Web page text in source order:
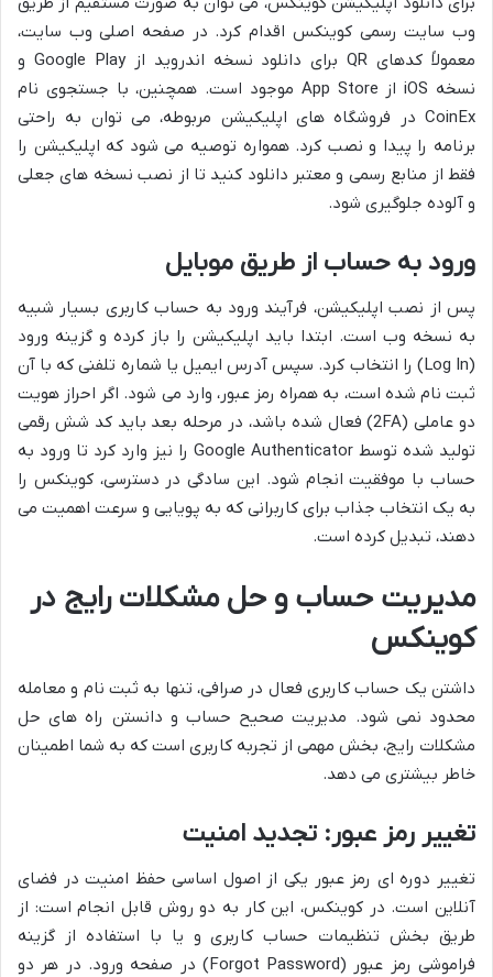
وب سایت رسمی کوینکس اقدام کرد. در صفحه اصلی وب سایت،
معمولاً کدهای QR برای دانلود نسخه اندروید از Google Play و
نسخه iOS از App Store موجود است. همچنین، با جستجوی نام
CoinEx در فروشگاه های اپلیکیشن مربوطه، می توان به راحتی
برنامه را پیدا و نصب کرد. همواره توصیه می شود که اپلیکیشن را
فقط از منابع رسمی و معتبر دانلود کنید تا از نصب نسخه های جعلی
و آلوده جلوگیری شود.
ورود به حساب از طریق موبایل
پس از نصب اپلیکیشن، فرآیند ورود به حساب کاربری بسیار شبیه
به نسخه وب است. ابتدا باید اپلیکیشن را باز کرده و گزینه ورود
(Log In) را انتخاب کرد. سپس آدرس ایمیل یا شماره تلفنی که با آن
ثبت نام شده است، به همراه رمز عبور، وارد می شود. اگر احراز هویت
دو عاملی (2FA) فعال شده باشد، در مرحله بعد باید کد شش رقمی
تولید شده توسط Google Authenticator را نیز وارد کرد تا ورود به
حساب با موفقیت انجام شود. این سادگی در دسترسی، کوینکس را
به یک انتخاب جذاب برای کاربرانی که به پویایی و سرعت اهمیت می
دهند، تبدیل کرده است.
مدیریت حساب و حل مشکلات رایج در
کوینکس
داشتن یک حساب کاربری فعال در صرافی، تنها به ثبت نام و معامله
محدود نمی شود. مدیریت صحیح حساب و دانستن راه های حل
مشکلات رایج، بخش مهمی از تجربه کاربری است که به شما اطمینان
خاطر بیشتری می دهد.
تغییر رمز عبور: تجدید امنیت
تغییر دوره ای رمز عبور یکی از اصول اساسی حفظ امنیت در فضای
آنلاین است. در کوینکس، این کار به دو روش قابل انجام است: از
طریق بخش تنظیمات حساب کاربری و یا با استفاده از گزینه
فراموشی رمز عبور (Forgot Password) در صفحه ورود. در هر دو